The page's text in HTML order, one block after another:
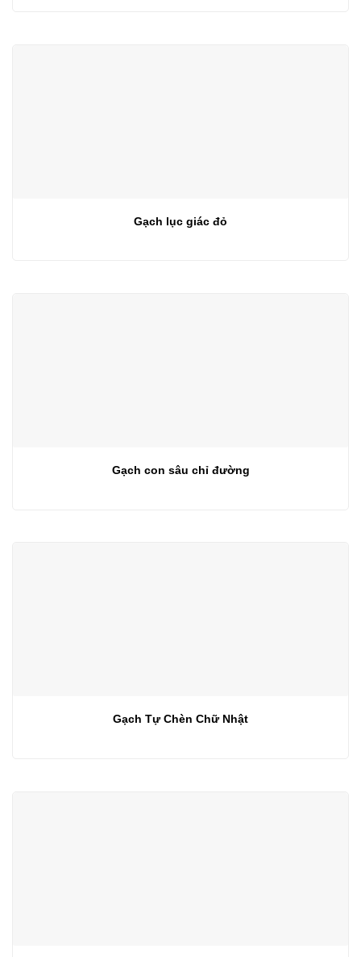
Gạch lục giác đỏ
Gạch con sâu chỉ đường
Gạch Tự Chèn Chữ Nhật